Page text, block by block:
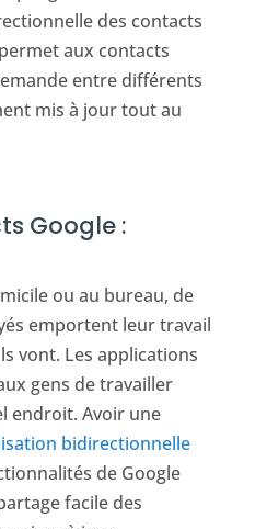
des contacts
aux contacts
entre différents
mis à jour tout au
Google :
ou au bureau, de
emportent leur travail
vont. Les applications
gens de travailler
endroit. Avoir une
bidirectionnelle
de Google
facile des